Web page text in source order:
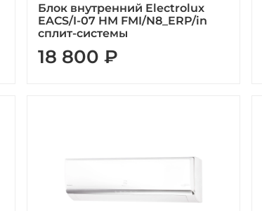
Блок внутренний Electrolux
EACS/I-07 HM FMI/N8_ERP/in
сплит-системы
18 800 ₽